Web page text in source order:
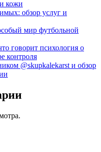
кожи
обзор услуг и
мир футбольной
говорит психология о
контроля
@skupkalekarst и обзор